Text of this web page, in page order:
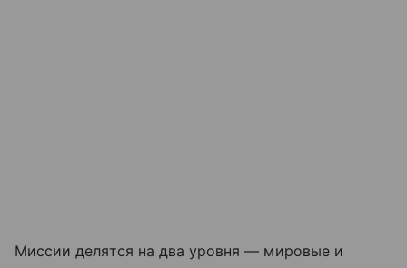
Миссии делятся на два уровня — мировые и